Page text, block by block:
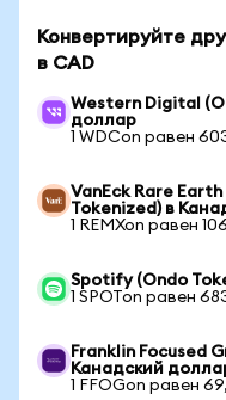
Конвертируйте
в CAD
Western Digital
доллар
1 WDCon равен
VanEck Rare
Tokenized) в
1 REMXon равен
Spotify (Ondo
1 SPOTon равен
Franklin Focused
Канадский
1 FFOGon равен